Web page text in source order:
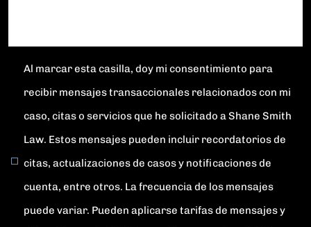
Al marcar esta casilla, doy mi consentimiento para
recibir mensajes transaccionales relacionados con mi
caso, citas o servicios que he solicitado a Shane Smith
Law. Estos mensajes pueden incluir recordatorios de
citas, actualizaciones de casos y notificaciones de
cuenta, entre otros. La frecuencia de los mensajes
puede variar. Pueden aplicarse tarifas de mensajes y